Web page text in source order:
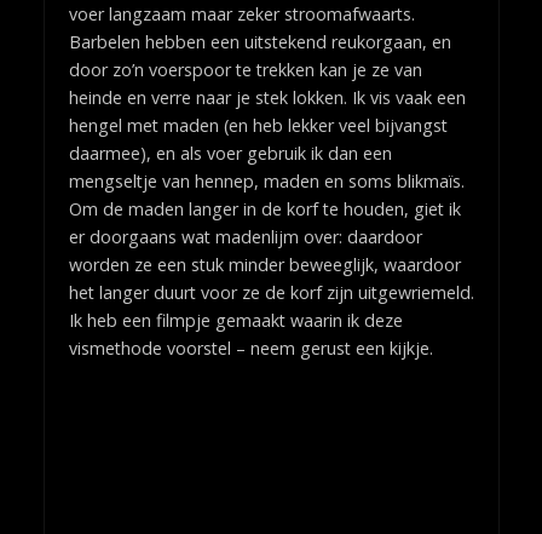
voer langzaam maar zeker stroomafwaarts.
Barbelen hebben een uitstekend reukorgaan, en
door zo’n voerspoor te trekken kan je ze van
heinde en verre naar je stek lokken. Ik vis vaak een
hengel met maden (en heb lekker veel bijvangst
daarmee), en als voer gebruik ik dan een
mengseltje van hennep, maden en soms blikmaïs.
Om de maden langer in de korf te houden, giet ik
er doorgaans wat madenlijm over: daardoor
worden ze een stuk minder beweeglijk, waardoor
het langer duurt voor ze de korf zijn uitgewriemeld.
Ik heb een filmpje gemaakt waarin ik deze
vismethode voorstel – neem gerust een kijkje.